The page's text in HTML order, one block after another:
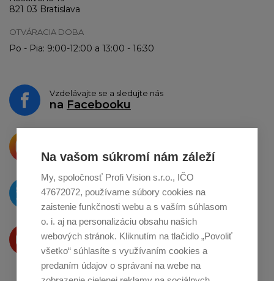
Na vašom súkromí nám záleží
My, spoločnosť Profi Vision s.r.o., IČO
47672072, používame súbory cookies na
zaistenie funkčnosti webu a s vaším súhlasom
o. i. aj na personalizáciu obsahu našich
webových stránok. Kliknutím na tlačidlo „Povoliť
všetko“ súhlasíte s využívaním cookies a
predaním údajov o správaní na webe na
821 03 Bratislava
OTVÁRACIA DOBA
Po - Pia: 9:00-12:00 a 13:00 - 16:30
Vzdelávajte se a sledujte nás
na Facebooku
o zdieľanie naInstagrame
O novinkách píšeme
naTwitteri
Produkty Vám predstavujeme
na Youtube